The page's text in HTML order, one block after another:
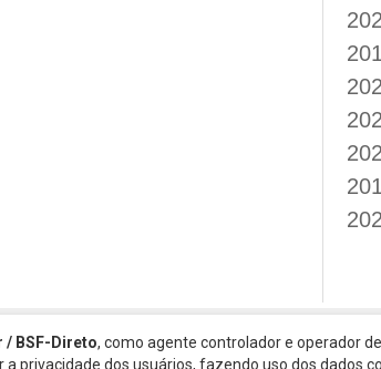
/ BSF-Direto, como agente controlador e operador
privacidade dos usuários, fazendo uso dos dados